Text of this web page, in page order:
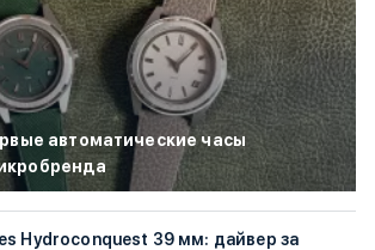
автоматические часы
Hydroconquest 39 мм: дайвер за